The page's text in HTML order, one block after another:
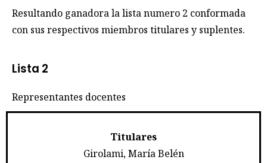
Resultando ganadora la lista numero 2 conformada
con sus respectivos miembros titulares y suplentes.
Lista 2
Representantes docentes
Titulares
Girolami, María Belén